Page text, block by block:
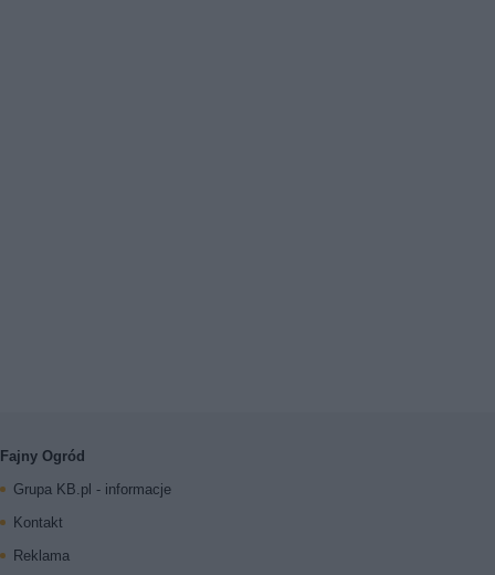
Fajny Ogród
Grupa KB.pl - informacje
Kontakt
Reklama